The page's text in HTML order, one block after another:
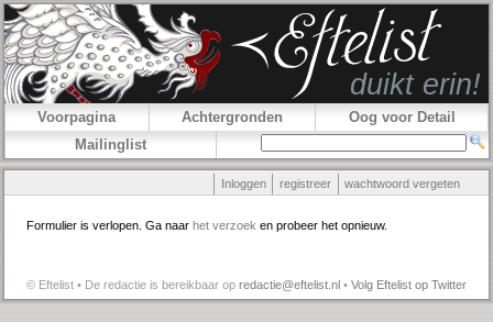
Voorpagina Achtergronden
Oog voor Detail
Mailinglist
Inloggen registreer wachtwoord vergeten
Formulier is verlopen. Ga naar het verzoek en probeer het opnieuw.
© Eftelist • De redactie is bereikbaar op redactie@eftelist.nl • Volg Eftelist op Twitter